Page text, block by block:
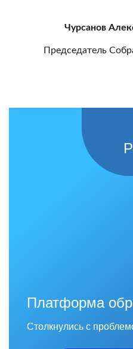
Чурсанов
Председатель
Платформа
Столкнулись с